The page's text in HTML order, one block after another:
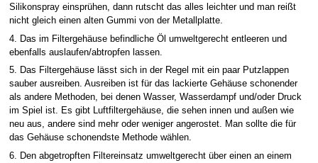
Silikonspray einsprühen, dann rutscht das alles leichter und man reißt
nicht gleich einen alten Gummi von der Metallplatte.
4. Das im Filtergehäuse befindliche Öl umweltgerecht entleeren und
ebenfalls auslaufen/abtropfen lassen.
5. Das Filtergehäuse lässt sich in der Regel mit ein paar Putzlappen
sauber ausreiben. Ausreiben ist für das lackierte Gehäuse schonender
als andere Methoden, bei denen Wasser, Wasserdampf und/oder Druck
im Spiel ist. Es gibt Luftfiltergehäuse, die sehen innen und außen wie
neu aus, andere sind mehr oder weniger angerostet. Man sollte die für
das Gehäuse schonendste Methode wählen.
6. Den abgetropften Filtereinsatz umweltgerecht über einen an einem